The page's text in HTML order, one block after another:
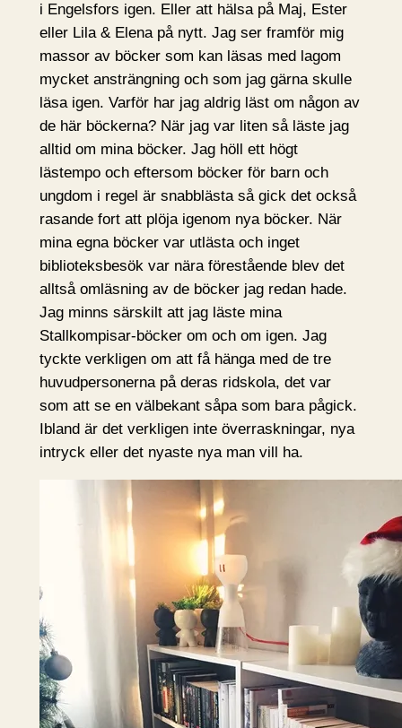
i Engelsfors igen. Eller att hälsa på Maj, Ester
eller Lila & Elena på nytt. Jag ser framför mig
massor av böcker som kan läsas med lagom
mycket ansträngning och som jag gärna skulle
läsa igen. Varför har jag aldrig läst om någon av
de här böckerna? När jag var liten så läste jag
alltid om mina böcker. Jag höll ett högt
lästempo och eftersom böcker för barn och
ungdom i regel är snabblästa så gick det också
rasande fort att plöja igenom nya böcker. När
mina egna böcker var utlästa och inget
biblioteksbesök var nära förestående blev det
alltså omläsning av de böcker jag redan hade.
Jag minns särskilt att jag läste mina
Stallkompisar-böcker om och om igen. Jag
tyckte verkligen om att få hänga med de tre
huvudpersonerna på deras ridskola, det var
som att se en välbekant såpa som bara pågick.
Ibland är det verkligen inte överraskningar, nya
intryck eller det nyaste nya man vill ha.